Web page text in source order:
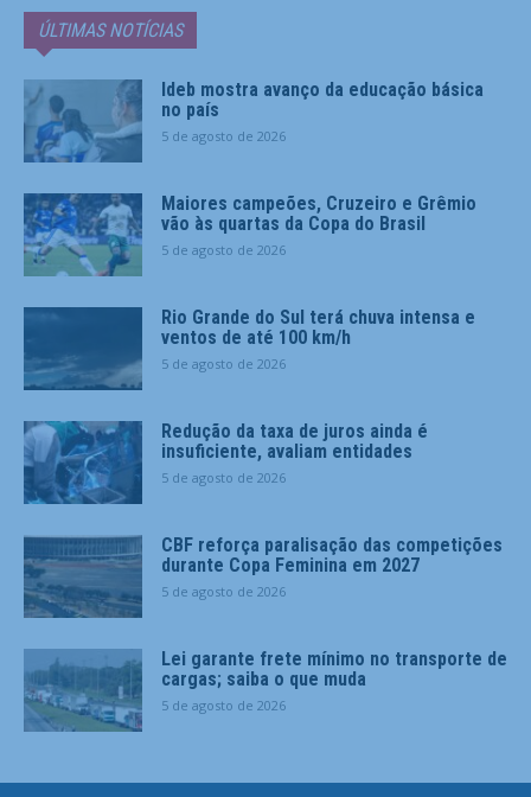
ÚLTIMAS NOTÍCIAS
Ideb mostra avanço da educação básica
no país
5 de agosto de 2026
Maiores campeões, Cruzeiro e Grêmio
vão às quartas da Copa do Brasil
5 de agosto de 2026
Rio Grande do Sul terá chuva intensa e
ventos de até 100 km/h
5 de agosto de 2026
Redução da taxa de juros ainda é
insuficiente, avaliam entidades
5 de agosto de 2026
CBF reforça paralisação das competições
durante Copa Feminina em 2027
5 de agosto de 2026
Lei garante frete mínimo no transporte de
cargas; saiba o que muda
5 de agosto de 2026